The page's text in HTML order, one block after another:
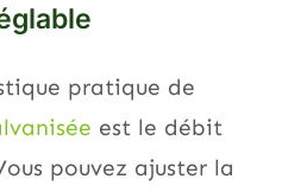
pratique de
est le débit
pouvez ajuster la